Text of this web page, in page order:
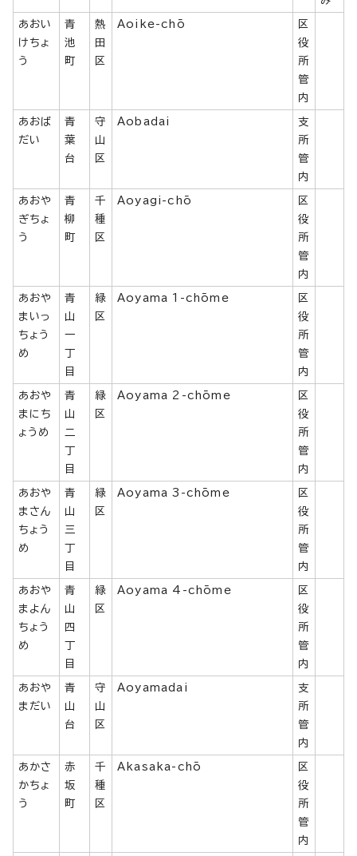
あおい
けちょ
う
青
池
町
熱
田
区
Aoike-chō
区
役
所
管
内
あおば
だい
青
葉
台
守
山
区
Aobadai
支
所
管
内
あおや
ぎちょ
う
青
柳
町
千
種
区
Aoyagi-chō
区
役
所
管
内
あおや
まいっ
ちょう
め
青
山
一
丁
目
緑
区
Aoyama 1-chōme
区
役
所
管
内
あおや
まにち
ょうめ
青
山
二
丁
目
緑
区
Aoyama 2-chōme
区
役
所
管
内
あおや
まさん
ちょう
め
青
山
三
丁
目
緑
区
Aoyama 3-chōme
区
役
所
管
内
あおや
まよん
ちょう
め
青
山
四
丁
目
緑
区
Aoyama 4-chōme
区
役
所
管
内
あおや
まだい
青
山
台
守
山
区
Aoyamadai
支
所
管
内
あかさ
かちょ
う
赤
坂
町
千
種
区
Akasaka-chō
区
役
所
管
内